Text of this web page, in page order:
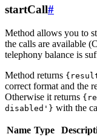
startCall#
Method allows you to
the calls are available
telephony balance is
Method returns
correct format and the
Otherwise it returns
disabled'} with the
Name Type